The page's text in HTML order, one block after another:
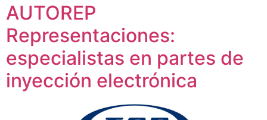
AUTOREP
Representaciones:
especialistas en partes de
inyección electrónica